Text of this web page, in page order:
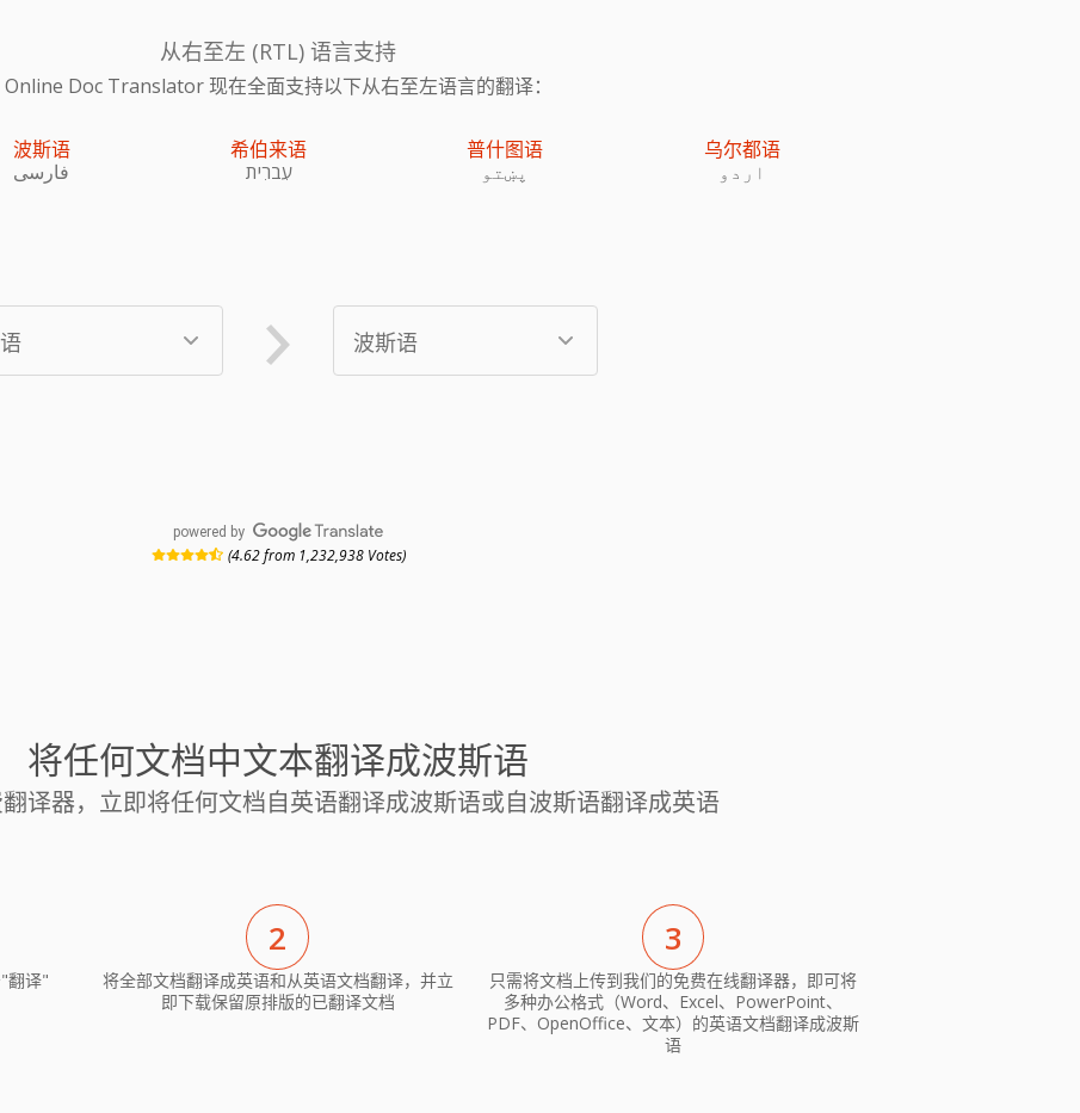
从右至左 (RTL) 语言支持
Online Doc Translator 现在全面支持以下从右至左语言的翻译：
波斯语
فارسی
希伯来语
עִברִית
普什图语
پښتو
乌尔都语
اردو
powered by
(4.62 from 1,232,938 Votes)
将任何文档中文本翻译成波斯语
译器，立即将任何文档自英语翻译成波斯语或自波斯语翻译成英语
翻译"
2
将全部文档翻译成英语和从英语文档翻译，并立
即下载保留原排版的已翻译文档
3
只需将文档上传到我们的免费在线翻译器，即可将
多种办公格式（Word、Excel、PowerPoint、
PDF、OpenOffice、文本）的英语文档翻译成波斯
语